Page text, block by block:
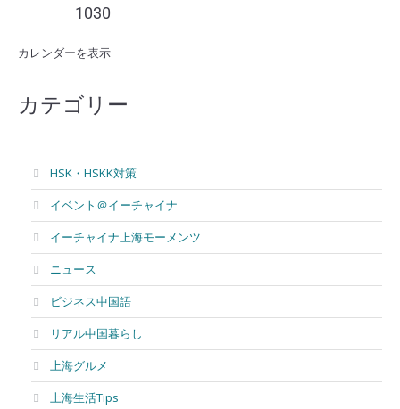
1030
カレンダーを表示
カテゴリー
HSK・HSKK対策
イベント＠イーチャイナ
イーチャイナ上海モーメンツ
ニュース
ビジネス中国語
リアル中国暮らし
上海グルメ
上海生活Tips